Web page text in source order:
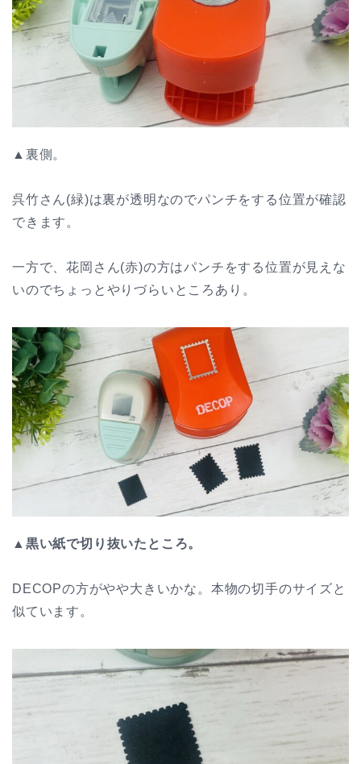
▲裏側。
呉竹さん(緑)は裏が透明なのでパンチをする位置が確認
できます。
一方で、花岡さん(赤)の方はパンチをする位置が見えな
いのでちょっとやりづらいところあり。
▲黒い紙で切り抜いたところ。
DECOPの方がやや大きいかな。本物の切手のサイズと
似ています。